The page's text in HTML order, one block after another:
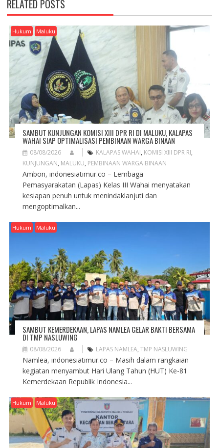
V
I
G
A
T
O
RELATED POSTS
Hukum Maluku
SAMBUT KUNJUNGAN KOMISI XIII DPR RI DI MALUKU, KALAPAS
WAHAI SIAP OPTIMALISASI PEMBINAAN WARGA BINAAN
08/08/2026 KALAPAS WAHAI, KOMISI XIII DPR RI,
KUNJUNGAN, MALUKU, PEMBINAAN WARGA BINAAN
Ambon, indonesiatimur.co – Lembaga
Pemasyarakatan (Lapas) Kelas III Wahai menyatakan
kesiapan penuh untuk menindaklanjuti dan
mengoptimalkan...
Hukum Maluku
SAMBUT KEMERDEKAAN, LAPAS NAMLEA GELAR BAKTI BERSAMA
DI TMP NASLUWING
08/08/2026 LAPAS NAMLEA, TMP NASLUWING
Namlea, indonesiatimur.co – Masih dalam rangkaian
kegiatan menyambut Hari Ulang Tahun (HUT) Ke-81
Kemerdekaan Republik Indonesia...
Hukum Maluku